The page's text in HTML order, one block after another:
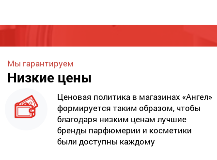
Мы гарантируем
Низкие цены
Ценовая политика в магазинах «Ангел»
формируется таким образом, чтобы
благодаря низким ценам лучшие
бренды парфюмерии и косметики
были доступны каждому